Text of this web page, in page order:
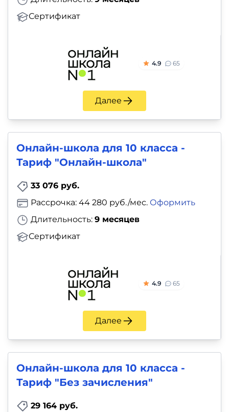
Сертификат
4.9 65
Далее
Онлайн-школа для 10 класса -
Тариф "Онлайн-школа"
33 076 руб.
Длительность: 9 месяцев
Сертификат
Рассрочка: 44 280 руб./мес. Оформить
4.9 65
Далее
Онлайн-школа для 10 класса -
Тариф "Без зачисления"
29 164 руб.